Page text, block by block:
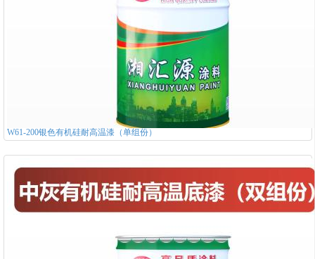
W61-200银色有机硅耐高温漆（单组份）